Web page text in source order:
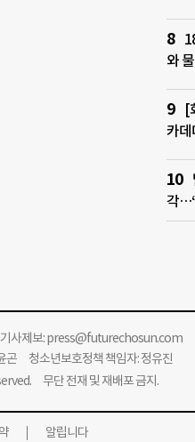
와
[
카데
각
사제보:press@futurechosun.com
곤 청소년보호정책 책임자: 정유진
무단 전재 및 재배포 금지.
알립니다